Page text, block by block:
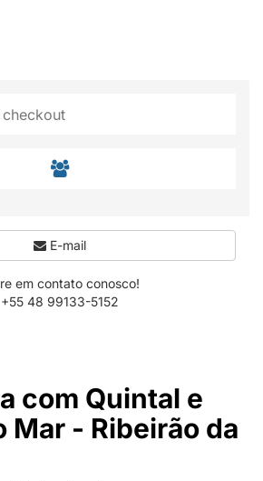
com Quintal e
Mar - Ribeirão da
E-mail
em contato conosco!
+55 48 99133-5152